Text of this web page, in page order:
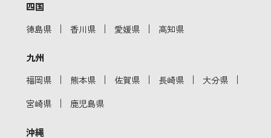
四国
徳島県 ｜ 香川県 ｜ 愛媛県 ｜ 高知県
九州
福岡県 ｜ 熊本県 ｜ 佐賀県 ｜ 長崎県 ｜ 大分県 ｜
宮崎県 ｜ 鹿児島県
沖縄